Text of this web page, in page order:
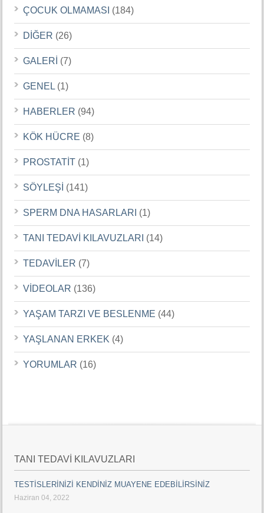
ÇOCUK OLMAMASI (184)
DİĞER (26)
GALERİ (7)
GENEL (1)
HABERLER (94)
KÖK HÜCRE (8)
PROSTATİT (1)
SÖYLEŞİ (141)
SPERM DNA HASARLARI (1)
TANI TEDAVİ KILAVUZLARI (14)
TEDAVİLER (7)
VİDEOLAR (136)
YAŞAM TARZI VE BESLENME (44)
YAŞLANAN ERKEK (4)
YORUMLAR (16)
TANI TEDAVİ KILAVUZLARI
TESTİSLERİNİZİ KENDİNİZ MUAYENE EDEBİLİRSİNİZ
Haziran 04, 2022